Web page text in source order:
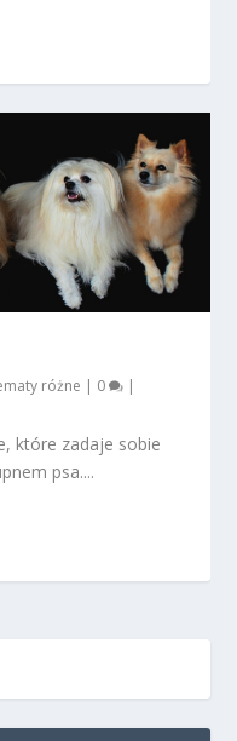
różne | 0 |
które zadaje sobie
psa....